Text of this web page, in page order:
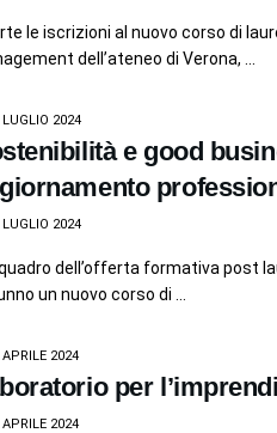
le iscrizioni al nuovo corso di
dell’ateneo di Verona, ...
2024
e good
2024
dell’offerta formativa post
un nuovo corso di ...
2024
per
2024